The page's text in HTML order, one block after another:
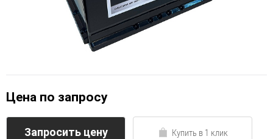
Цена по запросу
Запросить цену Купить в 1 клик